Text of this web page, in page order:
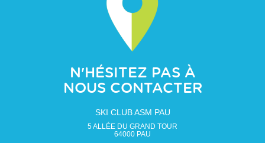
N'HÉSITEZ PAS À
NOUS CONTACTER
SKI CLUB ASM PAU
5 ALLÉE DU GRAND TOUR
64000 PAU